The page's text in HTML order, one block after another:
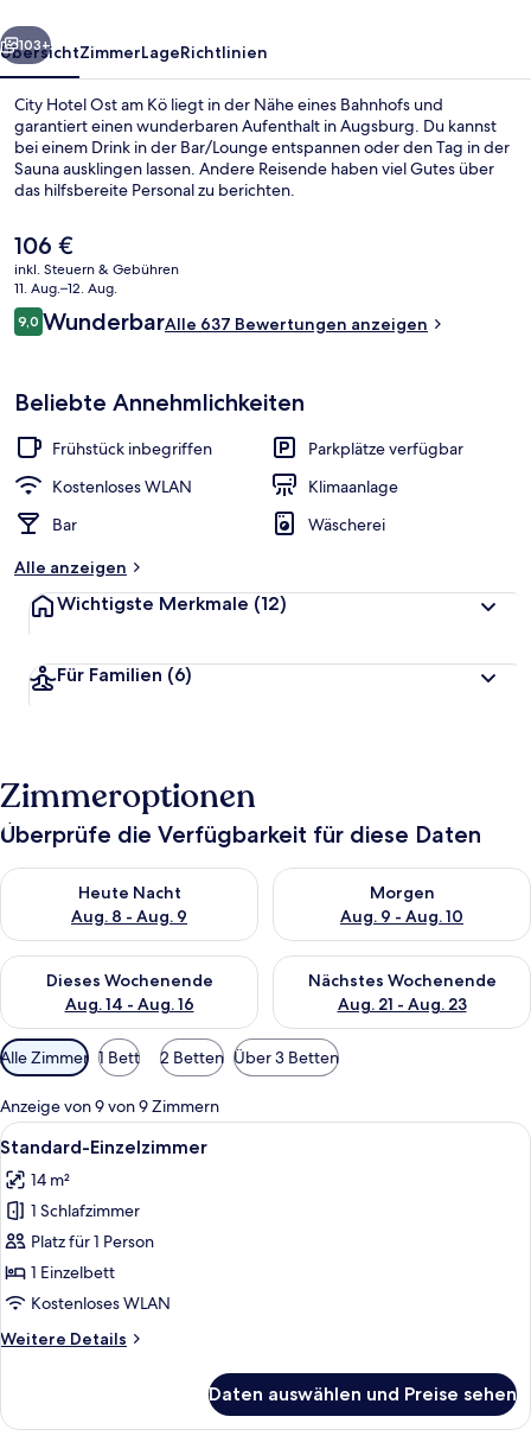
Weiter
103+
ÜbersichtZimmerLageRichtlinien
City Hotel Ost am Kö liegt in der Nähe eines Bahnhofs und
garantiert einen wunderbaren Aufenthalt in Augsburg. Du kannst
bei einem Drink in der Bar/Lounge entspannen oder den Tag in der
Sauna ausklingen lassen. Andere Reisende haben viel Gutes über
das hilfsbereite Personal zu berichten.
Der
aktuelle
Preis
beträgt
106 €.
106 €
inkl. Steuern & Gebühren
11. Aug.–12. Aug.
Bewertungen
9,09,0 von 10.
WunderbarAlle 637 Bewertungen anzeigen
Beliebte Annehmlichkeiten
Frühstück inbegriffen
Parkplätze verfügbar
Kostenloses WLAN
Klimaanlage
Bar
Wäscherei
Alle anzeigen
Wichtigste Merkmale (12)
Für Familien (6)
Zimmeroptionen
Überprüfe die Verfügbarkeit für diese Daten
Heute Nacht
Aug. 8 - Aug. 9
Überprüfe die Verfügbarkeit für heute Nacht, Aug. 8 - Aug. 9.
Morgen
Aug. 9 - Aug. 10
Überprüfe die Verfügbarkeit
Dieses Wochenende
Aug. 14 - Aug. 16
Überprüfe die Verfügbarkeit für dieses Wochenende, Aug. 14
Nächstes Wochenende
Aug. 21 - Aug. 23
Überprüfe die Verfügbarkeit
Verfügbare
Filter
für
Zimmer
Alle Zimmer 1 Bett 2 Betten Über 3 Betten
Anzeige von 9 von 9 Zimmern
Alle
Fotos
für
Standard-
Einzelzimmer
anzeigen
Ein Hotelzimmer mit Bett, einer
12
Standard-Einzelzimmer
14 m²
1 Schlafzimmer
Platz für 1 Person
1 Einzelbett
Kostenloses WLAN
Weitere Details
Weitere
Einzelzimmer
Daten auswählen und Preise sehen